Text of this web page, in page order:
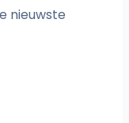
nieuwste